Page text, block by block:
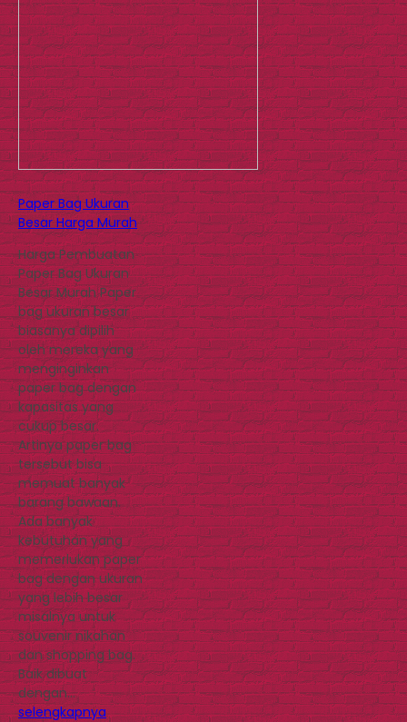
Paper Bag Ukuran
Besar Harga Murah
Harga Pembuatan
Paper Bag Ukuran
Besar Murah Paper
bag ukuran besar
biasanya dipilih
oleh mereka yang
menginginkan
paper bag dengan
kapasitas yang
cukup besar.
Artinya paper bag
tersebut bisa
memuat banyak
barang bawaan.
Ada banyak
kebutuhan yang
memerlukan paper
bag dengan ukuran
yang lebih besar
misalnya untuk
souvenir nikahan
dan shopping bag.
Baik dibuat
dengan…
selengkapnya